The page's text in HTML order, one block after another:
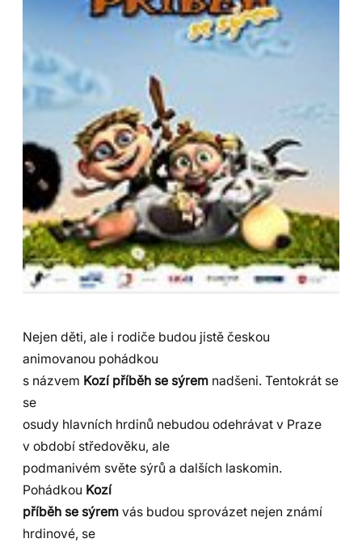
Nejen děti, ale i rodiče budou jistě českou
animovanou pohádkou
s názvem Kozí příběh se sýrem nadšeni. Tentokrát se
se
osudy hlavních hrdinů nebudou odehrávat v Praze
v období středověku, ale
podmanivém světe sýrů a dalších laskomin.
Pohádkou Kozí
příběh se sýrem vás budou sprovázet nejen známí
hrdinové, se